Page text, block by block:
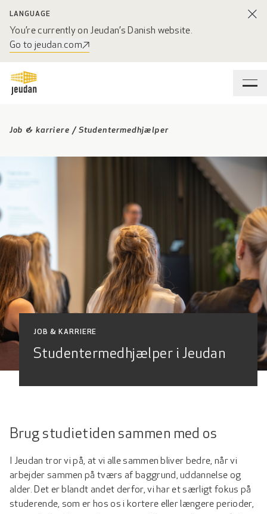
LANGUAGE
You’re currently on Jeudan’s Danish website.
Go to jeudan.com
Job & karriere / Studentermedhjælper
JOB & KARRIERE
Studentermedhjælper i Jeudan
Brug studietiden sammen med os
I Jeudan tror vi på, at vi alle sammen bliver bedre, når vi
arbejder sammen på tværs af baggrund, uddannelse og
alder. Det er blandt andet derfor, vi har et særligt fokus på
studerende, som er hos os i kortere eller længere perioder,